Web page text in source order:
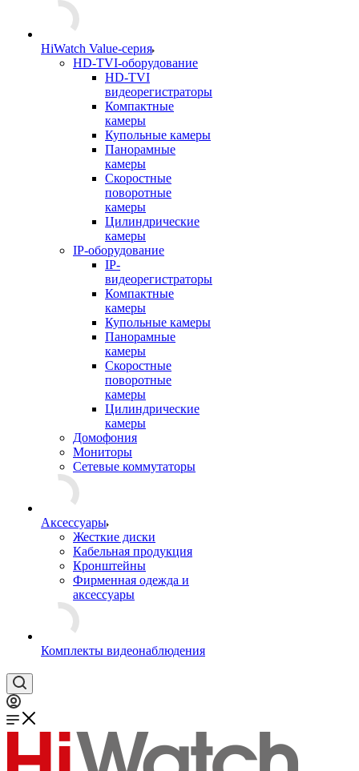
HiWatch Value-серия
HD-TVI-оборудование
HD-TVI
видеорегистраторы
Компактные
камеры
Купольные камеры
Панорамные
камеры
Скоростные
поворотные
камеры
Цилиндрические
камеры
IP-оборудование
IP-
видеорегистраторы
Компактные
камеры
Купольные камеры
Панорамные
камеры
Скоростные
поворотные
камеры
Цилиндрические
камеры
Домофония
Мониторы
Сетевые коммутаторы
Аксессуары
Жесткие диски
Кабельная продукция
Кронштейны
Фирменная одежда и
аксессуары
Комплекты видеонаблюдения